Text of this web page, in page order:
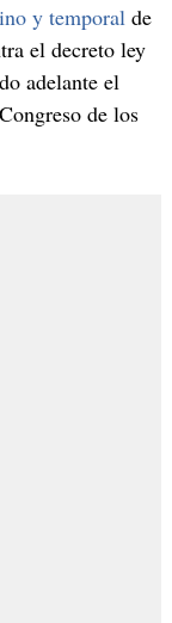
y temporalde
el decreto ley
adelante el
de los